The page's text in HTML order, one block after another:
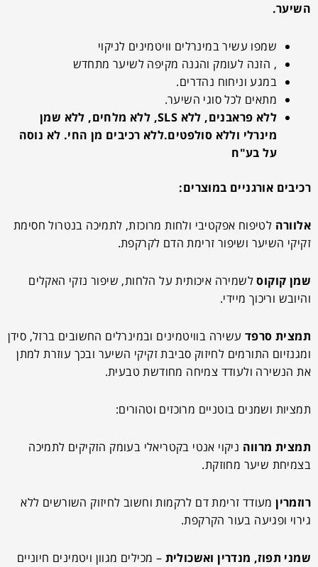
השיער.
שמפו עשיר במינרלים וויטמינים לניקוי
, הזנה לעומק והגנה מקיפה לשיער מתחדש
במגע וניחוח נהדרים.
מתאים לכל סוגי השיער.
ללא פראבנים, ללא SLS, ללא מלחים, ללא שמן
מינרלי וללא סולפטים.ללא רכיבים מן החי. לא נוסה
על בע"ח
רכיבים אורגניים במוצרים:
אלוורה לטיפוח אפקטיבי ולחות מרוכזת, לתמיכה בנטרול חסימת
זקיקי השיער ושיפור זרימת הדם לקרקפת.
שמן קוקוסלשמירה איכותית על הלחות, שיפור נזקי האקלים
והיובש וריכוך מיידי.
תמצית סרפד עשירה בוויטמינים ובמינרלים החשובים ברזל, סידן
ומגנזיום התורמים לחיזוק סביבת זקיקי השיער ובכך עוזרת למתן
את הנשירה ולעודד צמיחה מחודשת טבעית.
תמציות ושמנים בוטניים מרוכזים וטהורים:
תמצית מרווה ניקוי אנטי בקטריאלי בעומק הזקיקים לתמיכה
בצמיחת שיער מחוזקת.
רוזמרין מעודד זרימת דם לרקמות וחשוב לחיזוק השורשים ללא
גירוי ופגיעה בעור הקרקפת.
שמני תפוז, מנדרין ואשכולית – מכילים מגוון ויטמינים חיוניים